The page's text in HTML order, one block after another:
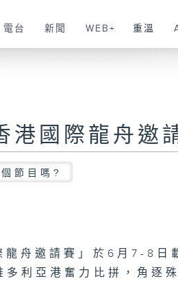
電台 新聞 WEB+ 重溫
港國際龍舟邀
節目嗎?
龍舟邀請賽」於6月7-8日
多利亞港奮力比拼，角逐